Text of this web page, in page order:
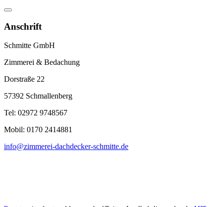
Anschrift
Schmitte GmbH
Zimmerei & Bedachung
Dorstraße 22
57392 Schmallenberg
Tel: 02972 9748567
Mobil: 0170 2414881